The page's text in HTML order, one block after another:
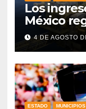
Los
México
drástica
4 DE AGOSTO
ESTADO MUNICIPIOS